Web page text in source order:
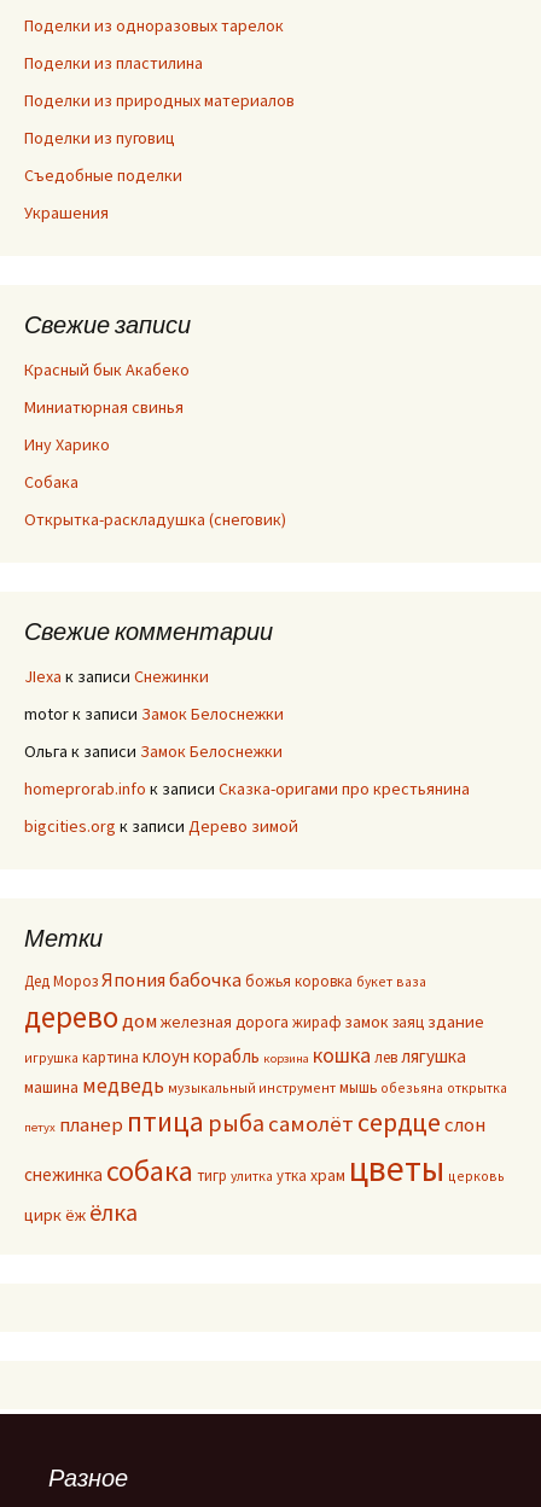
Поделки из одноразовых тарелок
Поделки из пластилина
Поделки из природных материалов
Поделки из пуговиц
Съедобные поделки
Украшения
Свежие записи
Красный бык Акабеко
Миниатюрная свинья
Ину Харико
Собака
Открытка-раскладушка (снеговик)
Свежие комментарии
JIexa к записи Снежинки
motorк записи Замок Белоснежки
Ольга к записи Замок Белоснежки
homeprorab.info к записи Сказка-оригами про крестьянина
bigcities.org к записи Дерево зимой
Метки
Дед МорозЯпония бабочкабожья коровка букет ваза
дереводомжелезная дорога жираф замокзаяц здание
игрушка картина клоун корабль корзина кошка левлягушка
машина медведь музыкальный инструмент мышь обезьяна открытка
петух планер птица рыба самолёт сердцеслон
снежинка собака тигр улитка утка храм цветы церковь
циркёж ёлка
Разное